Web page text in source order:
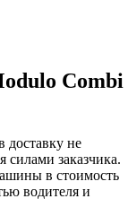
Combi
доставку не
силами заказчика.
в стоимость
водителя и